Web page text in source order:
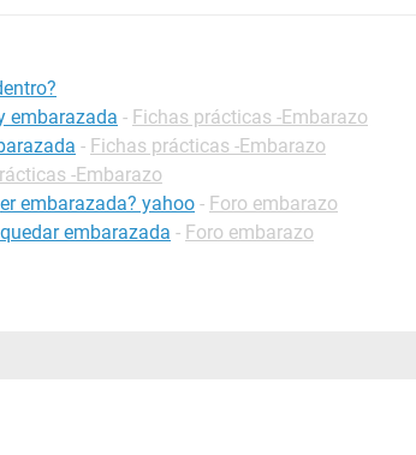
embarazada - Fichas prácticas -Embarazo
- Fichas prácticas -Embarazo
-Embarazo
embarazada? yahoo - Foro embarazo
embarazada - Foro embarazo